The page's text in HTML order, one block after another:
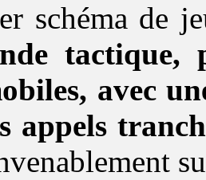
schéma de
tactique,
avec
appels